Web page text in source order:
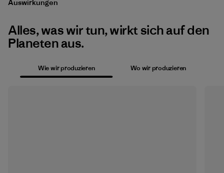
Auswirkungen
Alles, was wir tun, wirkt sich auf den
Planeten aus.
Wie wir produzieren Wo wir produzieren